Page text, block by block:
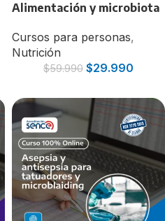
Alimentación y microbiota
Cursos para personas,
Nutrición
$59.990 $29.990